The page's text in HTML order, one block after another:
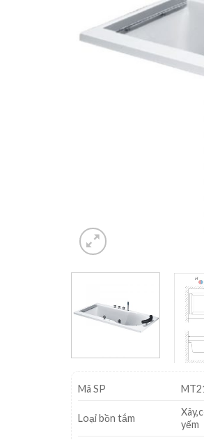
Mã SP
Loại bồn tắm
yếm